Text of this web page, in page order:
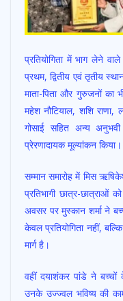
प्रतियोगिता में भाग लेने
प्रथम, द्वितीय एवं तृतीय
माता-पिता और गुरुजनों का
महेश नौटियाल, शशि राणा,
गोसाई सहित अन्य अनुभवी
प्रेरणादायक मूल्यांकन किया।
सम्मान समारोह में मिस
प्रतिभागी छात्र-
अवसर पर मुस्कान शर्मा ने
केवल प्रतियोगिता नहीं,
मार्ग है।
वहीं दयाशंकर पांडे ने
उनके उज्ज्वल भविष्य की